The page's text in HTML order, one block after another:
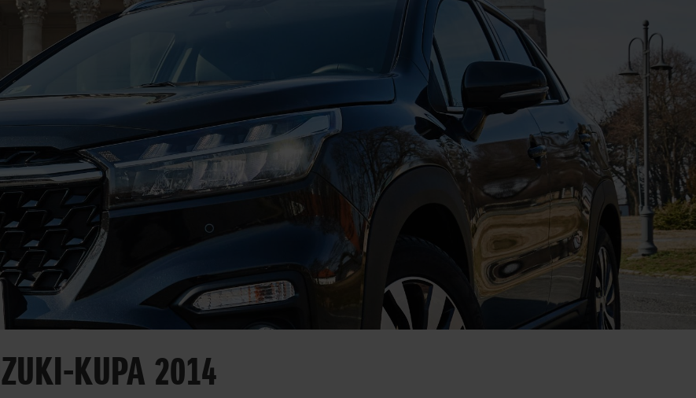
KUPA 2014